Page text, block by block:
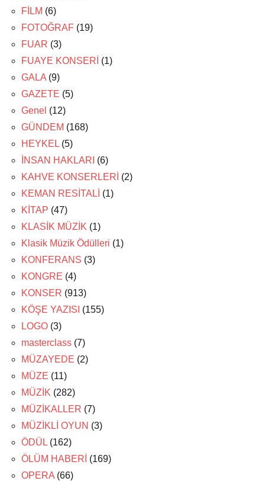
FİLM (6)
FOTOĞRAF (19)
FUAR (3)
FUAYE KONSERİ (1)
GALA (9)
GAZETE (5)
Genel (12)
GÜNDEM (168)
HEYKEL (5)
İNSAN HAKLARI (6)
KAHVE KONSERLERİ (2)
KEMAN RESİTALİ (1)
KİTAP (47)
KLASİK MÜZİK (1)
Klasik Müzik Ödülleri (1)
KONFERANS (3)
KONGRE (4)
KONSER (913)
KÖŞE YAZISI (155)
LOGO (3)
masterclass (7)
MÜZAYEDE (2)
MÜZE (11)
MÜZİK (282)
MÜZİKALLER (7)
MÜZİKLİ OYUN (3)
ÖDÜL (162)
ÖLÜM HABERİ (169)
OPERA (66)